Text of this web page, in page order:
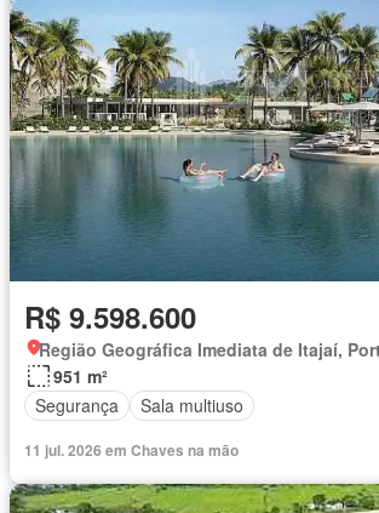
R$ 9.598.600
Região Geográfica Imediata de Itajaí,
951 m²
Segurança
Sala multiuso
11 jul. 2026 em Chaves na mão